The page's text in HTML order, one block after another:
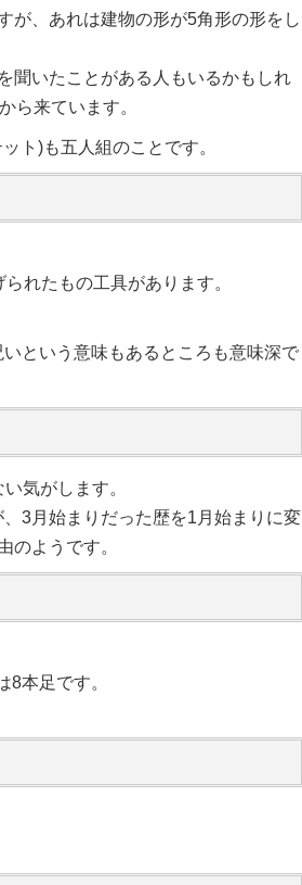
が、あれは建物の形が5角形の形をし
聞いたことがある人もいるかもしれ
ら来ています。
ト)も五人組のことです。
れたもの工具があります。
という意味もあるところも意味深で
気がします。
3月始まりだった歴を1月始まりに変
のようです。
8本足です。